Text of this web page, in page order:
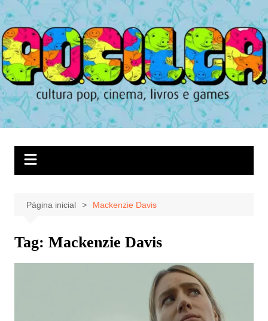
Ir
para
o
conteúdo
Página inicial Mackenzie Davis
Tag: Mackenzie Davis